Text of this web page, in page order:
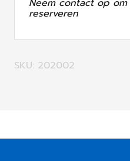
reserveren
SKU: 202002